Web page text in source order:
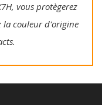
vous protègerez
la couleur d'origine